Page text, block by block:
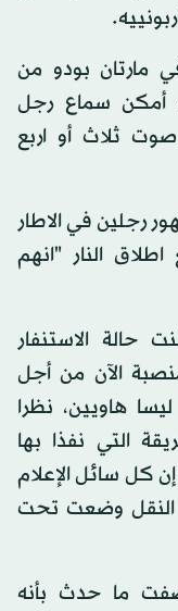
مارتان بودو من
أمكن سماع رجل
ثلاث أو اربع
رجلين في الاطار
النار "انهم
حالة الاستنفار
الآن من أجل
هاويين، نظرا
التي نفذا بها
كل سائل الإعلام
النقل وضعت تحت
ما حدث بأنه